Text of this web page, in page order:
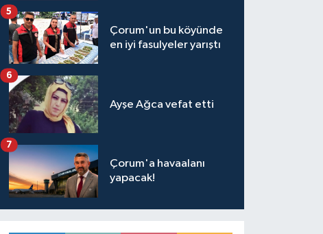
Çorum'un bu köyünde
en iyi fasulyeler yarıştı
5
Ayşe Ağca vefat etti
6
Çorum'a havaalanı
yapacak!
7